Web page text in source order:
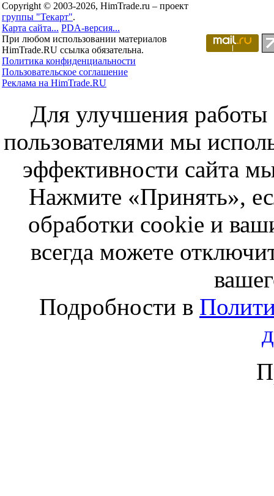
Copyright © 2003-2026, HimTrade.ru – проект
группы "Текарт".
Карта сайта... PDA-версия...
При любом использовании материалов
HimTrade.RU ссылка обязательна.
Политика конфиденциальности
Пользовательское соглашение
Реклама на HimTrade.RU
Для улучшения работы
пользователями мы
эффективности сайта
Нажмите «Принять»,
обработки cookie и
всегда можете
Подробности в